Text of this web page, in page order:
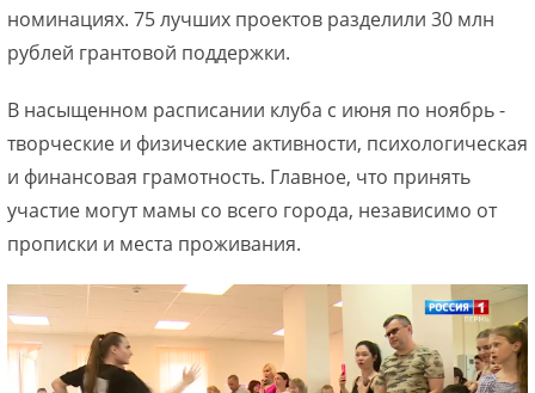
номинациях. 75 лучших проектов разделили 30 млн
рублей грантовой поддержки.
В насыщенном расписании клуба с июня по ноябрь -
творческие и физические активности, психологическая
и финансовая грамотность. Главное, что принять
участие могут мамы со всего города, независимо от
прописки и места проживания.